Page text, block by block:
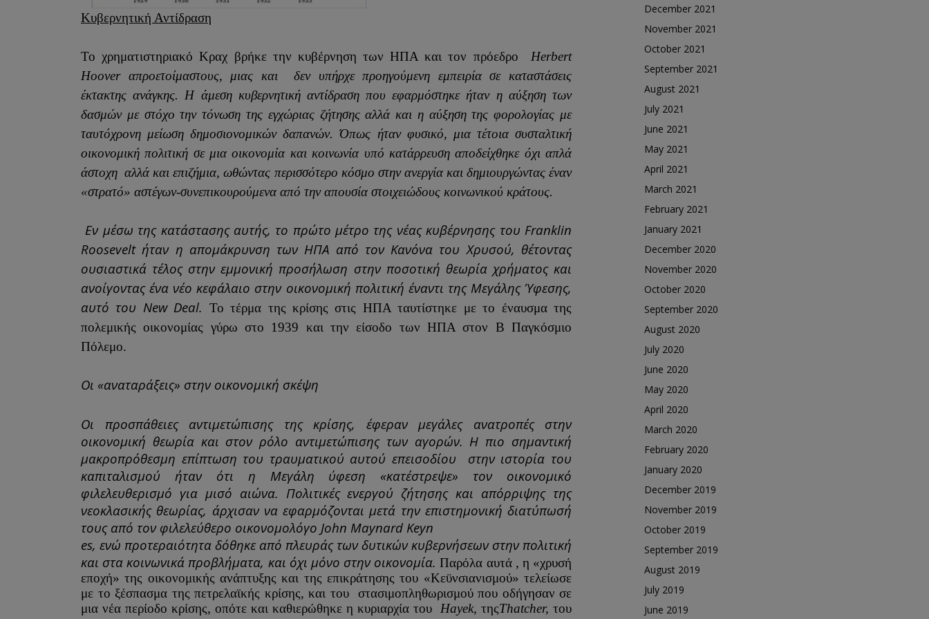
Κυβερνητική Αντίδραση
Το χρηματιστηριακό Κραχ βρήκε την κυβέρνηση των ΗΠΑ και τον πρόεδρο
Herbert
Hoover απροετοίμαστους, μιας και
δεν υπήρχε προηγούμενη εμπειρία σε καταστάσεις
έκτακτης ανάγκης. Η άμεση κυβερνητική αντίδραση που εφαρμόστηκε ήταν η αύξηση των
δασμών με στόχο την τόνωση της εγχώριας ζήτησης αλλά και η αύξηση της φορολογίας με
ταυτόχρονη μείωση δημοσιονομικών δαπανών. Όπως ήταν φυσικό, μια τέτοια συσταλτική
οικονομική πολιτική σε μια οικονομία και κοινωνία υπό κατάρρευση αποδείχθηκε όχι απλά
άστοχη αλλά και επιζήμια, ωθώντας περισσότερο κόσμο στην ανεργία και δημιουργώντας έναν
«στρατό» αστέγων-συνεπικουρούμενα από την απουσία στοιχειώδους κοινωνικού κράτους.
Εν μέσω της κατάστασης αυτής, το πρώτο μέτρο της νέας κυβέρνησης του Franklin
Roosevelt ήταν η απομάκρυνση των ΗΠΑ από τον Κανόνα του Χρυσού, θέτοντας
ουσιαστικά τέλος στην εμμονική προσήλωση στην ποσοτική θεωρία χρήματος και
ανοίγοντας ένα νέο κεφάλαιο στην οικονομική πολιτική έναντι της Μεγάλης Ύφεσης,
αυτό του New Deal. Το τέρμα της κρίσης στις ΗΠΑ ταυτίστηκε με το έναυσμα της
πολεμικής οικονομίας γύρω στο 1939 και την είσοδο των ΗΠΑ στον Β Παγκόσμιο
Πόλεμο.
Οι «αναταράξεις» στην οικονομική σκέψη
Οι προσπάθειες αντιμετώπισης της κρίσης, έφεραν μεγάλες ανατροπές στην
οικονομική θεωρία και στον ρόλο αντιμετώπισης των αγορών. Η πιο σημαντική
μακροπρόθεσμη επίπτωση του τραυματικού αυτού επεισοδίου
στην ιστορία του
καπιταλισμού ήταν ότι η Μεγάλη ύφεση «κατέστρεψε» τον οικονομικό
φιλελευθερισμό για μισό αιώνα. Πολιτικές ενεργού ζήτησης και απόρριψης της
νεοκλασικής θεωρίας, άρχισαν να εφαρμόζονται μετά την επιστημονική διατύπωσή
τους από τον φιλελεύθερο οικονομολόγο John Maynard Keyn
es, ενώ προτεραιότητα δόθηκε από πλευράς των δυτικών κυβερνήσεων στην πολιτική
και στα κοινωνικά προβλήματα, και όχι μόνο στην οικονομία. Παρόλα αυτά, η «χρυσή
εποχή» της οικονομικής ανάπτυξης και της επικράτησης του «Κεϋνσιανισμού» τελείωσε
με το ξέσπασμα της πετρελαϊκής κρίσης, και του
στασιμοπληθωρισμού που οδήγησαν σε
μια νέα περίοδο κρίσης, οπότε και καθιερώθηκε η κυριαρχία του
Hayek, τηςThatcher, του
December 2021
November 2021
October 2021
September 2021
August 2021
July 2021
June 2021
May 2021
April 2021
March 2021
February 2021
January 2021
December 2020
November 2020
October 2020
September 2020
August 2020
July 2020
June 2020
May 2020
April 2020
March 2020
February 2020
January 2020
December 2019
November 2019
October 2019
September 2019
August 2019
July 2019
June 2019